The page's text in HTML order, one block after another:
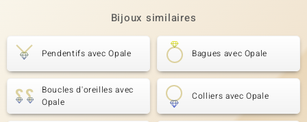
Bijoux similaires
Pendentifs avec Opale Bagues avec Opale
Boucles d'oreilles avec
Opale
Colliers avec Opale